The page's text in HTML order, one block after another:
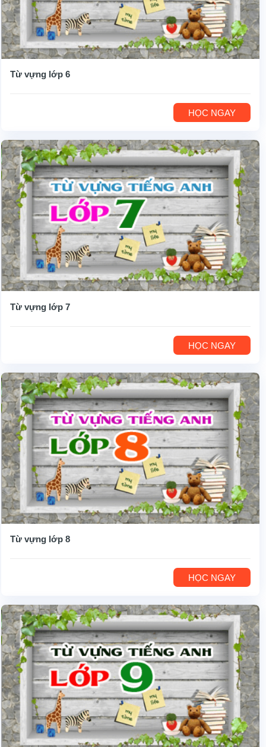
Từ vựng lớp 6
HỌC NGAY
Từ vựng lớp 7
HỌC NGAY
Từ vựng lớp 8
HỌC NGAY